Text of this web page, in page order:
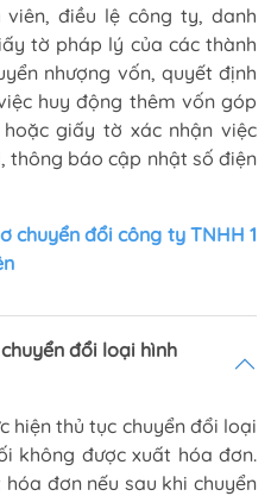
điều lệ công ty, danh
tờ pháp lý của các thành
nhượng vốn, quyết định
huy động thêm vốn góp
giấy tờ xác nhận việc
thông báo cập nhật số điện
chuyển đổi công ty TNHH 1
đổi loại hình
hiện thủ tục chuyển đổi loại
không được xuất hóa đơn.
đơn nếu sau khi chuyển